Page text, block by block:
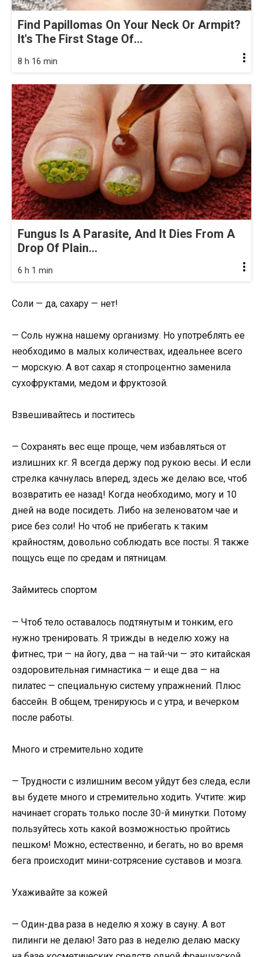
Find Papillomas On Your Neck Or Armpit?
It's The First Stage Of...
8 h 16 min
Fungus Is A Parasite, And It Dies From A
Drop Of Plain...
6 h 1 min
Соли — да, сахару — нет!
— Соль нужна нашему организму. Но употреблять ее
необходимо в малых количествах, идеальнее всего
— морскую. А вот сахар я стопроцентно заменила
сухофруктами, медом и фруктозой.
Взвешивайтесь и поститесь
— Сохранять вес еще проще, чем избавляться от
излишних кг. Я всегда держу под рукою весы. И если
стрелка качнулась вперед, здесь же делаю все, чтоб
возвратить ее назад! Когда необходимо, могу и 10
дней на воде посидеть. Либо на зеленоватом чае и
рисе без соли! Но чтоб не прибегать к таким
крайностям, довольно соблюдать все посты. Я также
пощусь еще по средам и пятницам.
Займитесь спортом
— Чтоб тело оставалось подтянутым и тонким, его
нужно тренировать. Я трижды в неделю хожу на
фитнес, три — на йогу, два — на тай-чи — это китайская
оздоровительная гимнастика — и еще два — на
пилатес — специальную систему упражнений. Плюс
бассейн. В общем, тренируюсь и с утра, и вечерком
после работы.
Много и стремительно ходите
— Трудности с излишним весом уйдут без следа, если
вы будете много и стремительно ходить. Учтите: жир
начинает сгорать только после 30-й минутки. Потому
пользуйтесь хоть какой возможностью пройтись
пешком! Можно, естественно, и бегать, но во время
бега происходит мини-сотрясение суставов и мозга.
Ухаживайте за кожей
— Один-два раза в неделю я хожу в сауну. А вот
пилинги не делаю! Зато раз в неделю делаю маску